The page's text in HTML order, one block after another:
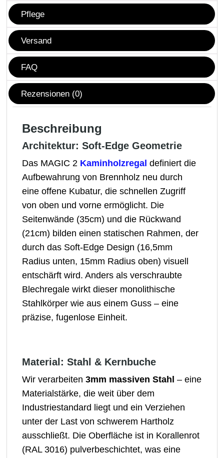
Pflege
Versand
FAQ
Rezensionen (0)
Beschreibung
Architektur: Soft-Edge Geometrie
Das MAGIC 2 Kaminholzregal definiert die
Aufbewahrung von Brennholz neu durch
eine offene Kubatur, die schnellen Zugriff
von oben und vorne ermöglicht. Die
Seitenwände (35cm) und die Rückwand
(21cm) bilden einen statischen Rahmen, der
durch das Soft-Edge Design (16,5mm
Radius unten, 15mm Radius oben) visuell
entschärft wird. Anders als verschraubte
Blechregale wirkt dieser monolithische
Stahlkörper wie aus einem Guss – eine
präzise, fugenlose Einheit.
Material: Stahl & Kernbuche
Wir verarbeiten3mm massiven Stahl – eine
Materialstärke, die weit über dem
Industriestandard liegt und ein Verziehen
unter der Last von schwerem Hartholz
ausschließt. Die Oberfläche ist in Korallenrot
(RAL 3016) pulverbeschichtet, was eine